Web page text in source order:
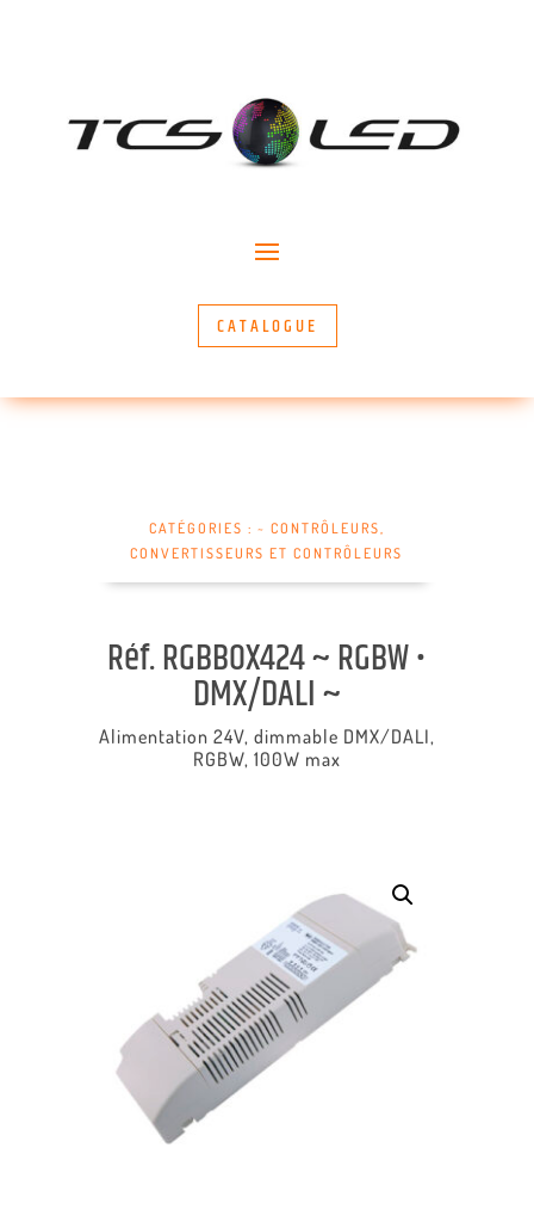
CATALOGUE
CATÉGORIES : ~ CONTRÔLEURS,
CONVERTISSEURS ET CONTRÔLEURS
Réf. RGBBOX424 ~ RGBW •
DMX/DALI ~
Alimentation 24V, dimmable DMX/DALI,
RGBW, 100W max